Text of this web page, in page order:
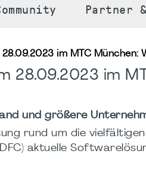
Partner
28.09.2023 im MTC
28.09.2023 im
und größere
rund um die
aktuelle